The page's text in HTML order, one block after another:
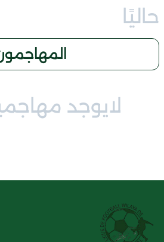
حاليًا
لايوجد